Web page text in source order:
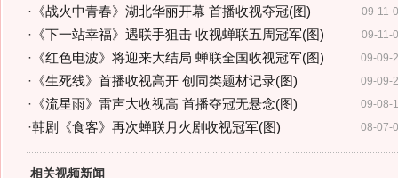
09-11-
· 《战火中青春》湖北华丽开幕 首播收视夺冠(图)
09-11-
· 《下一站幸福》遇联手狙击 收视蝉联五周冠军(图)
09-09-
· 《红色电波》将迎来大结局 蝉联全国收视冠军(图)
09-09-
· 《生死线》首播收视高开 创同类题材记录(图)
09-08-
· 《流星雨》雷声大收视高 首播夺冠无悬念(图)
08-07-
·韩剧《食客》再次蝉联月火剧收视冠军(图)
相关视频新闻